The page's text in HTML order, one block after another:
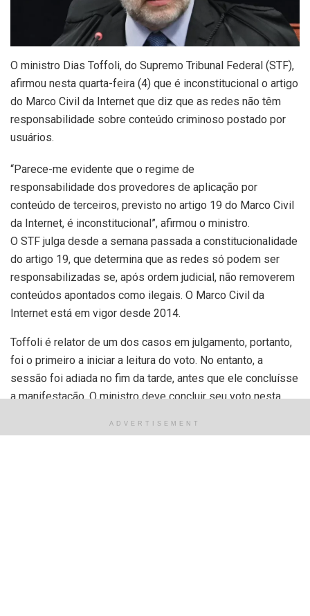
O ministro Dias Toffoli, do Supremo Tribunal Federal (STF),
afirmou nesta quarta-feira (4) que é inconstitucional o artigo
do Marco Civil da Internet que diz que as redes não têm
responsabilidade sobre conteúdo criminoso postado por
usuários.
“Parece-me evidente que o regime de
responsabilidade dos provedores de aplicação por
conteúdo de terceiros, previsto no artigo 19 do Marco Civil
da Internet, é inconstitucional”, afirmou o ministro.
O STF julga desde a semana passada a constitucionalidade
do artigo 19, que determina que as redes só podem ser
responsabilizadas se, após ordem judicial, não removerem
conteúdos apontados como ilegais. O Marco Civil da
Internet está em vigor desde 2014.
Toffoli é relator de um dos casos em julgamento, portanto,
foi o primeiro a iniciar a leitura do voto. No entanto, a
sessão foi adiada no fim da tarde, antes que ele concluísse
a manifestação. O ministro deve concluir seu voto nesta
ADVERTISEMENT